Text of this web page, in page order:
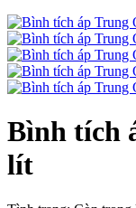
Bình tích
lít